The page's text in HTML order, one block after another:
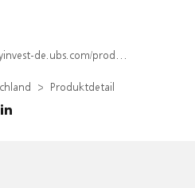
produkt/detail/index/isin/DE000WA6QYA4
Produktdetail